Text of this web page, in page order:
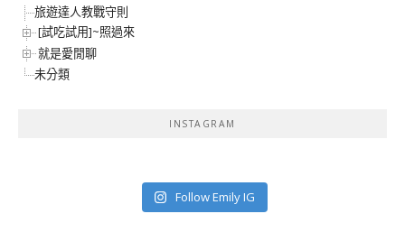
旅遊達人教戰守則
[試吃試用]~照過來
就是愛閒聊
未分類
INSTAGRAM
Follow Emily IG